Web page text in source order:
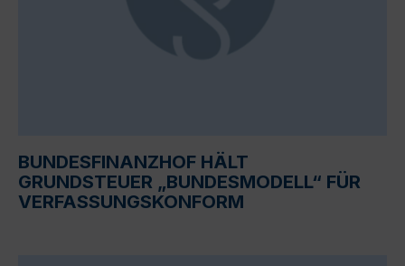
BUNDESFINANZHOF HÄLT
GRUNDSTEUER „BUNDESMODELL“ FÜR
VERFASSUNGSKONFORM